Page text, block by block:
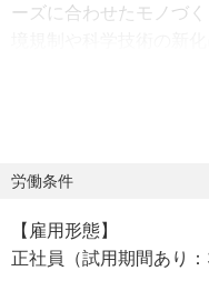
ーズに合わせたモノづ
造の外部委託が必要不
見つけることは簡単で
ーカーにとって悩まし
労働条件
【雇用形態】
正社員（試用期間あり：